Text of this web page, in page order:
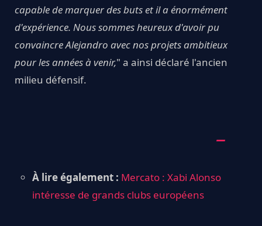
capable de marquer des buts et il a énormément
d'expérience. Nous sommes heureux d'avoir pu
convaincre Alejandro avec nos projets ambitieux
pour les années à venir," a ainsi déclaré l'ancien
milieu défensif.
À lire également : Mercato : Xabi Alonso
intéresse de grands clubs européens